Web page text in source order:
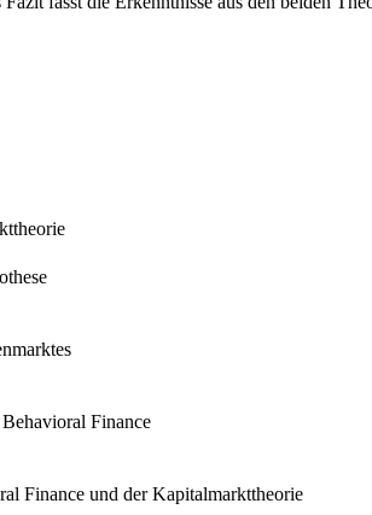
Finance
Finance und der Kapitalmarkttheorie